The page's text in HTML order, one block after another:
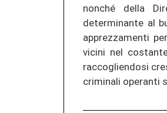
nonché della
determinante al
apprezzamenti
vicini nel
raccogliendosi
criminali operanti